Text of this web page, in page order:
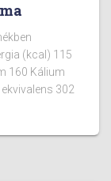
(kcal) 115
160 Kálium
302